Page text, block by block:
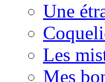
Une
Les
Mes